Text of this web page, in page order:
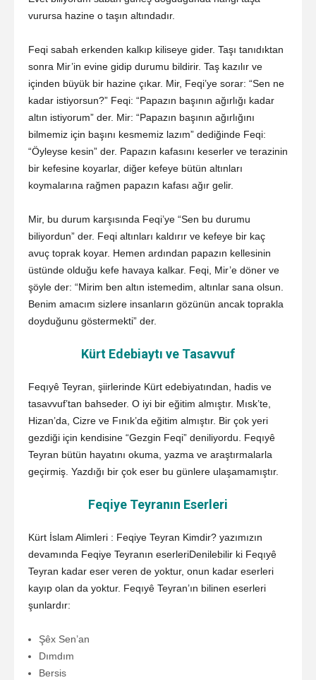
vurursa hazine o taşın altındadır.
Feqi sabah erkenden kalkıp kiliseye gider. Taşı tanıdıktan
sonra Mir’in evine gidip durumu bildirir. Taş kazılır ve
içinden büyük bir hazine çıkar. Mir, Feqi’ye sorar: “Sen ne
kadar istiyorsun?” Feqi: “Papazın başının ağırlığı kadar
altın istiyorum” der. Mir: “Papazın başının ağırlığını
bilmemiz için başını kesmemiz lazım” dediğinde Feqi:
“Öyleyse kesin” der. Papazın kafasını keserler ve terazinin
bir kefesine koyarlar, diğer kefeye bütün altınları
koymalarına rağmen papazın kafası ağır gelir.
Mir, bu durum karşısında Feqi’ye “Sen bu durumu
biliyordun” der. Feqi altınları kaldırır ve kefeye bir kaç
avuç toprak koyar. Hemen ardından papazın kellesinin
üstünde olduğu kefe havaya kalkar. Feqi, Mir’e döner ve
şöyle der: “Mirim ben altın istemedim, altınlar sana olsun.
Benim amacım sizlere insanların gözünün ancak toprakla
doyduğunu göstermekti” der.
Kürt Edebiaytı ve Tasavvuf
Feqıyê Teyran, şiirlerinde Kürt edebiyatından, hadis ve
tasavvuf’tan bahseder. O iyi bir eğitim almıştır. Mısk’te,
Hizan’da, Cizre ve Fınık’da eğitim almıştır. Bir çok yeri
gezdiği için kendisine “Gezgin Feqi” deniliyordu. Feqıyê
Teyran bütün hayatını okuma, yazma ve araştırmalarla
geçirmiş. Yazdığı bir çok eser bu günlere ulaşamamıştır.
Feqiye Teyranın Eserleri
Kürt İslam Alimleri : Feqiye Teyran Kimdir? yazımızın
devamında Feqiye Teyranın eserleriDenilebilir ki Feqıyê
Teyran kadar eser veren de yoktur, onun kadar eserleri
kayıp olan da yoktur. Feqıyê Teyran’ın bilinen eserleri
şunlardır:
Şêx Sen’an
Dımdım
Bersis